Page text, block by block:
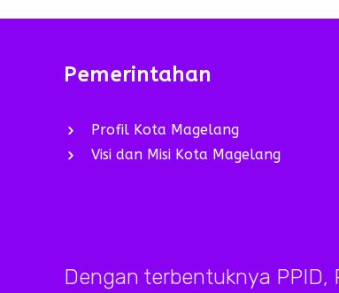
Pemerintahan
Profil Kota Magelang
Visi dan Misi Kota Magelang
Dengan terbentuknya